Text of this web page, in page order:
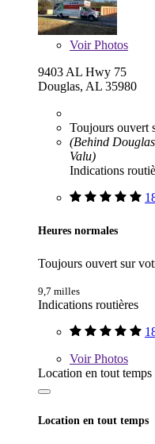
VoirPhotos
9403 AL Hwy 75
Douglas, AL 35980
Toujours ouvert
(Behind
Valu)
Indications
Heures normales
Toujours ouvert sur
9,7 milles
Indications routières
VoirPhotos
Location en tout temps
Location en tout temps